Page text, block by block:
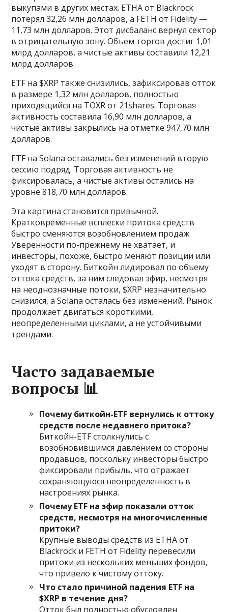
выкупами в других местах. ETHA от Blackrock
потерял 32,26 млн долларов, а FETH от Fidelity —
11,73 млн долларов. Этот дисбаланс вернул сектор
в отрицательную зону. Объем торгов достиг 1,01
млрд долларов, а чистые активы составили 12,21
млрд долларов.
ETF на $XRP также снизились, зафиксировав отток
в размере 1,32 млн долларов, полностью
приходящийся на TOXR от 21shares. Торговая
активность составила 16,90 млн долларов, а
чистые активы закрылись на отметке 947,70 млн
долларов.
ETF на Solana оставались без изменений вторую
сессию подряд. Торговая активность не
фиксировалась, а чистые активы остались на
уровне 818,70 млн долларов.
Эта картина становится привычной.
Кратковременные всплески притока средств
быстро сменяются возобновлением продаж.
Уверенности по-прежнему не хватает, и
инвесторы, похоже, быстро меняют позиции или
уходят в сторону. Биткойн лидировал по объему
оттока средств, за ним следовал эфир, несмотря
на неоднозначные потоки, $XRP незначительно
снизился, а Solana осталась без изменений. Рынок
продолжает двигаться короткими,
неопределенными циклами, а не устойчивыми
трендами.
Часто задаваемые
вопросы 📊
Почему биткойн-ETF вернулись к оттоку
средств после недавнего притока?
Биткойн-ETF столкнулись с
возобновившимся давлением со стороны
продавцов, поскольку инвесторы быстро
фиксировали прибыль, что отражает
сохраняющуюся неопределенность в
настроениях рынка.
Почему ETF на эфир показали отток
средств, несмотря на многочисленные
притоки?
Крупные выводы средств из ETHA от
Blackrock и FETH от Fidelity перевесили
притоки из нескольких меньших фондов,
что привело к чистому оттоку.
Что стало причиной падения ETF на
$XRP в течение дня?
Отток был полностью обусловлен